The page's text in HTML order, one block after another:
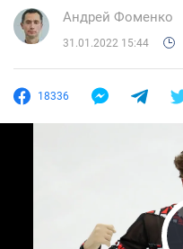
Андрей Фоменко
31.01.2022 15:44
18336